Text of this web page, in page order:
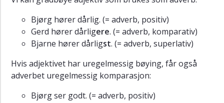
Bjørg hører dårlig. (= adverb, positiv)
Gerd hører dårligere. (= adverb, komparativ)
Bjarne hører dårligst. (= adverb, superlativ)
Hvis adjektivet har uregelmessig bøying, får også
adverbet uregelmessig komparasjon:
Bjørg ser godt. (= adverb, positiv)